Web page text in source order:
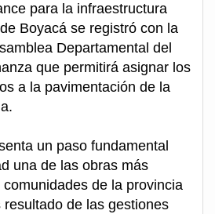
para la infraestructura
Boyacá se registró con la
Departamental del
que permitirá asignar los
a la pavimentación de la
un paso fundamental
una de las obras más
de la provincia
de las gestiones